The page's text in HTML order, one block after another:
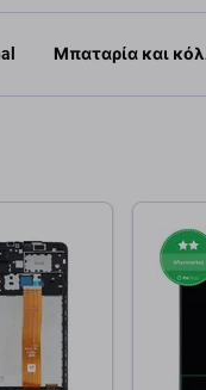
καλάθι
Μπαταρία και